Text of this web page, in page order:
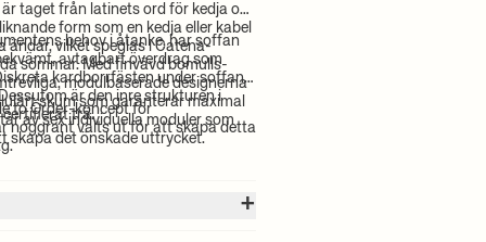
taget från latinets ord för kedja och
form som en kedja eller kabel
ändar, vilket speglas i Catena-
sömmar. Med finvävd bomulls-
modulbaserade designerna
skum som garanterar maximal
av sex individuella moduler som
skapa det önskade uttrycket.
behov i åtanke, har soffan
avtagbart överdrag som
kardborrfästen under soffan
är den inre strukturen i
trä.
to Order-koncept för
noggrant valts ut för att skapa detta
+